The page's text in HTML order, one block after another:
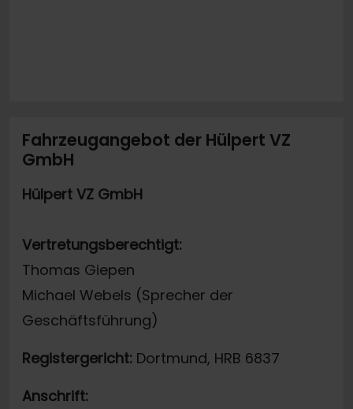
Fahrzeugangebot der Hülpert VZ
GmbH
Hülpert VZ GmbH
Vertretungsberechtigt:
Thomas Giepen
Michael Webels (Sprecher der
Geschäftsführung)
Registergericht: Dortmund, HRB 6837
Anschrift: